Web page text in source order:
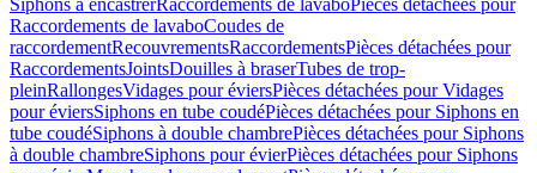
Siphons à encastrerRaccordements de lavaboPièces détachées pour
Raccordements de lavaboCoudes de
raccordementRecouvrementsRaccordementsPièces détachées pour
RaccordementsJointsDouilles à braserTubes de trop-
pleinRallongesVidages pour éviersPièces détachées pour Vidages
pour éviersSiphons en tube coudéPièces détachées pour Siphons en
tube coudéSiphons à double chambrePièces détachées pour Siphons
à double chambreSiphons pour évierPièces détachées pour Siphons